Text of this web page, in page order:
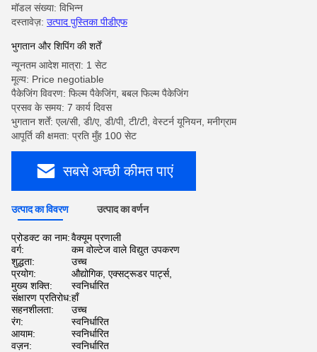
मॉडल संख्या: विभिन्न
दस्तावेज़: उत्पाद पुस्तिका पीडीएफ
भुगतान और शिपिंग की शर्तें
न्यूनतम आदेश मात्रा: 1 सेट
मूल्य: Price negotiable
पैकेजिंग विवरण: फिल्म पैकेजिंग, बबल फिल्म पैकेजिंग
प्रसव के समय: 7 कार्य दिवस
भुगतान शर्तें: एल/सी, डी/ए, डी/पी, टी/टी, वेस्टर्न यूनियन, मनीग्राम
आपूर्ति की क्षमता: प्रति मुँह 100 सेट
सबसे अच्छी कीमत पाएं
उत्पाद का विवरण उत्पाद का वर्णन
प्रोडक्ट का नाम:वैक्यूम प्रणाली
वर्ग:
कम वोल्टेज वाले विद्युत उपकरण
शुद्धता:
उच्च
प्रयोग:
औद्योगिक, एक्सट्रूडर पार्ट्स,
मुख्य शक्ति:
स्वनिर्धारित
संक्षारण प्रतिरोध:हाँ
सहनशीलता:
उच्च
रंग:
स्वनिर्धारित
आयाम:
स्वनिर्धारित
वज़न:
स्वनिर्धारित